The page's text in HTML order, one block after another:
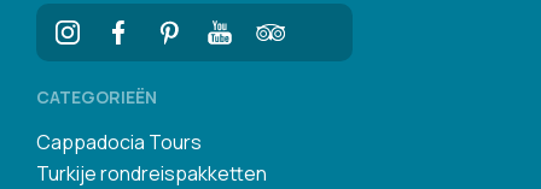
CATEGORIEËN
Cappadocia Tours
Turkije rondreispakketten